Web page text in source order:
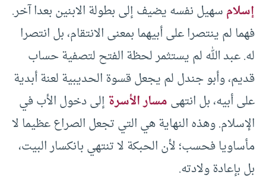
إسلامسهيل نفسه يضيف إلى بطولة الابنين بعدا آخر.
فهما لم ينتصرا على أبيهما بمعنى الانتقام، بل انتصرا
له. عبد الله لم يستثمر لحظة الفتح لتصفية حساب
قديم، وأبو جندل لم يجعل قسوة الحديبية لعنة أبدية
على أبيه، بل انتهىمسار الأسرةإلى دخول الأب في
الإسلام. وهذه النهاية هي التي تجعل الصراع عظيما لا
مأساويا فحسب؛ لأن الحبكة لا تنتهي بانكسار البيت،
بل بإعادة ولادته.